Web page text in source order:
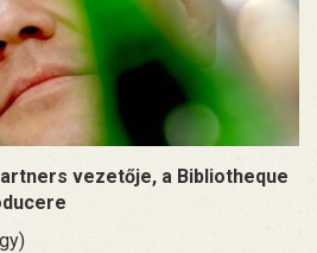
vezetője, a Bibliotheque